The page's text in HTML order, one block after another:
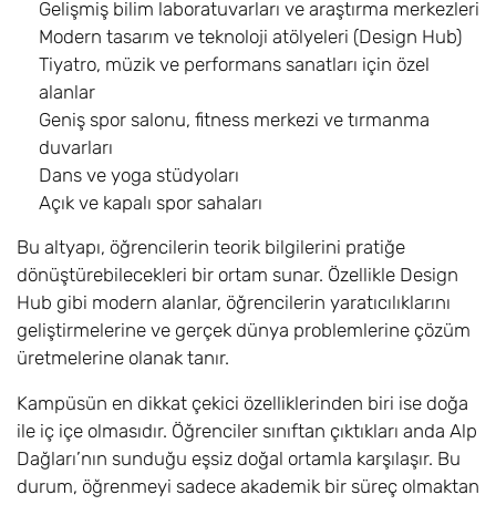
Gelişmiş bilim laboratuvarları ve araştırma merkezleri
Modern tasarım ve teknoloji atölyeleri (Design Hub)
Tiyatro, müzik ve performans sanatları için özel
alanlar
Geniş spor salonu, fitness merkezi ve tırmanma
duvarları
Dans ve yoga stüdyoları
Açık ve kapalı spor sahaları
Bu altyapı, öğrencilerin teorik bilgilerini pratiğe
dönüştürebilecekleri bir ortam sunar. Özellikle Design
Hub gibi modern alanlar, öğrencilerin yaratıcılıklarını
geliştirmelerine ve gerçek dünya problemlerine çözüm
üretmelerine olanak tanır.
Kampüsün en dikkat çekici özelliklerinden biri ise doğa
ile iç içe olmasıdır. Öğrenciler sınıftan çıktıkları anda Alp
Dağları’nın sunduğu eşsiz doğal ortamla karşılaşır. Bu
durum, öğrenmeyi sadece akademik bir süreç olmaktan